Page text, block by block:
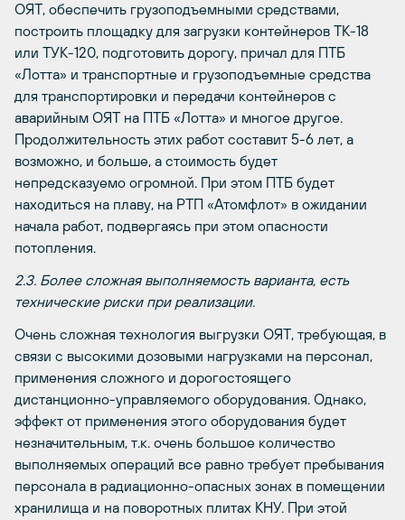
ОЯТ, обеспечить грузоподъемными средствами,
построить площадку для загрузки контейнеров ТК-18
или ТУК-120, подготовить дорогу, причал для ПТБ
«Лотта» и транспортные и грузоподъемные средства
для транспортировки и передачи контейнеров с
аварийным ОЯТ на ПТБ «Лотта» и многое другое.
Продолжительность этих работ составит 5-6 лет, а
возможно, и больше, а стоимость будет
непредсказуемо огромной. При этом ПТБ будет
находиться на плаву, на РТП «Атомфлот» в ожидании
начала работ, подвергаясь при этом опасности
потопления.
2.3. Более сложная выполняемость варианта, есть
технические риски при реализации.
Очень сложная технология выгрузки ОЯТ, требующая, в
связи с высокими дозовыми нагрузками на персонал,
применения сложного и дорогостоящего
дистанционно-управляемого оборудования. Однако,
эффект от применения этого оборудования будет
незначительным, т.к. очень большое количество
выполняемых операций все равно требует пребывания
персонала в радиационно-опасных зонах в помещении
хранилища и на поворотных плитах КНУ. При этой